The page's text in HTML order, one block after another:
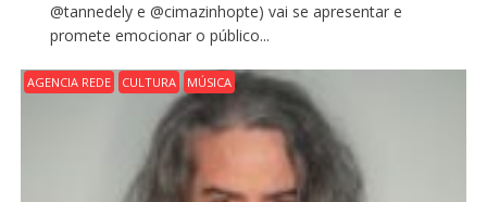
@tannedely e @cimazinhopte) vai se apresentar e
promete emocionar o público...
AGENCIA REDE CULTURA MÚSICA